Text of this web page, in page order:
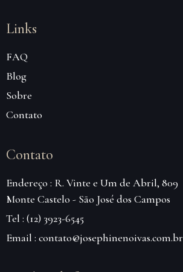
Links
FAQ
Blog
Sobre
Contato
Contato
Endereço : R. Vinte e Um de Abril, 809
Monte Castelo - São José dos Campos
Tel : (12) 3923-6545
Email : contato@josephinenoivas.com.br